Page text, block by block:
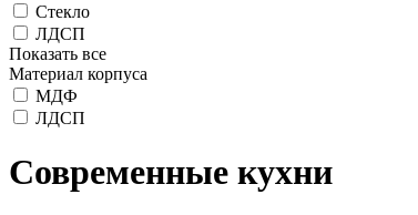
Стекло
ЛДСП
Показать все
Материал корпуса
МДФ
ЛДСП
Современные кухни